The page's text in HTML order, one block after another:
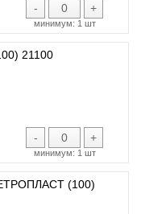
- +
минимум: 1 шт
21100
- +
минимум: 1 шт
(100)